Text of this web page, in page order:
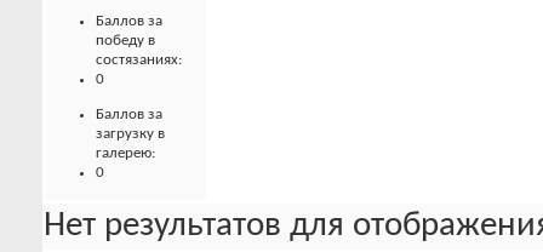
Баллов за
победу в
состязаниях:
0
Баллов за
загрузку в
галерею:
0
Нет результатов для